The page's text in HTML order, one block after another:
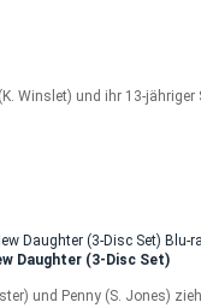
Winslet) und ihr 13-jähriger
Daughter (3-Disc Set)
und Penny (S. Jones)